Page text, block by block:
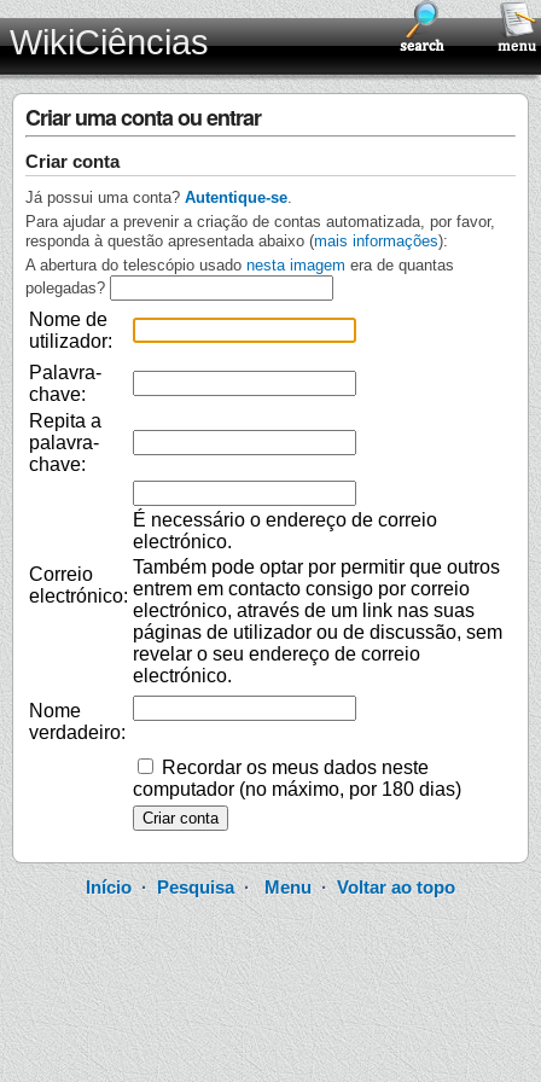
WikiCiências
Criar uma conta ou entrar
Criar conta
Já possui uma conta? Autentique-se
Para ajudar a prevenir a criação de contas automatizada, por favor,
responda à questão apresentada abaixo (mais informações):
A abertura do telescópio usado nesta imagem era de quantas
polegadas?
Nome de
utilizador:
Palavra-
chave:
Repita a
palavra-
chave:
Correio
electrónico:
É necessário o endereço de correio
electrónico.
Também pode optar por permitir que outros
entrem em contacto consigo por correio
electrónico, através de um link nas suas
páginas de utilizador ou de discussão, sem
revelar o seu endereço de correio
electrónico.
Nome
verdadeiro:
Recordar os meus dados neste
computador (no máximo, por 180 dias)
Início·Pesquisa·Menu·Voltar ao topo